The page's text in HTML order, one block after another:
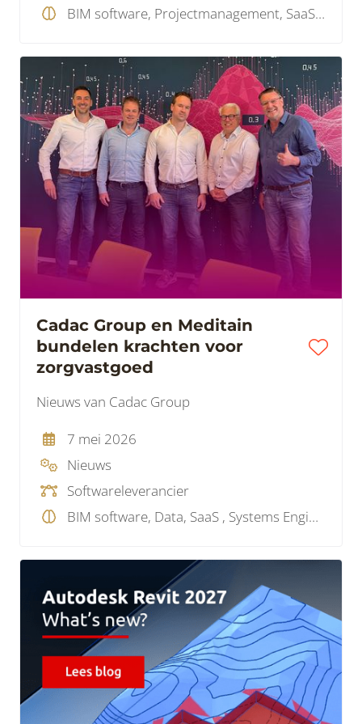
BIM software, Projectmanagement, SaaS , Wetgeving
Cadac Group en Meditain
bundelen krachten voor
zorgvastgoed
Nieuws van Cadac Group
7 mei 2026
Nieuws
Softwareleverancier
BIM software, Data, SaaS , Systems Engineering